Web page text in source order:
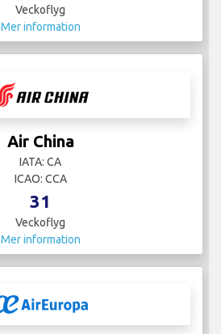
Veckoflyg
Mer information
Air China
IATA: CA
ICAO: CCA
31
Veckoflyg
Mer information